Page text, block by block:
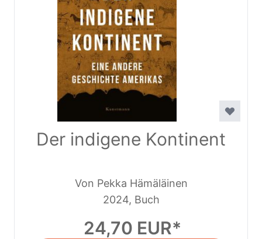
Der indigene Kontinent
Von Pekka Hämäläinen
2024, Buch
24,70 EUR